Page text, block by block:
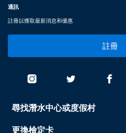
通訊
註冊以獲取最新消息和優惠
註冊
PADI
尋找潛水中心或度假村
更換檢定卡